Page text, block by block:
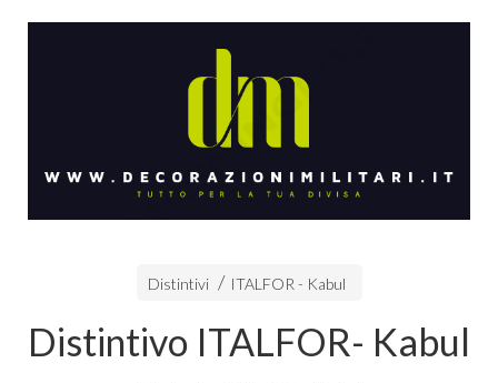
Distintivi ITALFOR - Kabul
Distintivo ITALFOR- Kabul